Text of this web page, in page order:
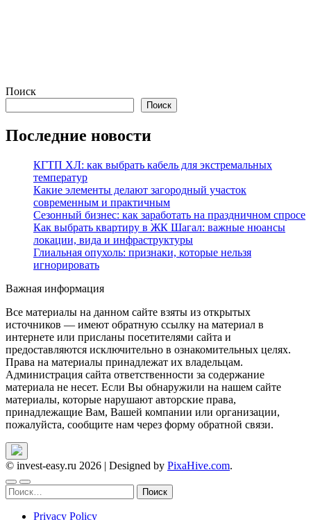
Поиск
Поиск
Последние новости
КГТП ХЛ: как выбрать кабель для экстремальных
температур
Какие элементы делают загородный участок
современным и практичным
Сезонный бизнес: как заработать на праздничном спросе
Как выбрать квартиру в ЖК Шагал: важные нюансы
локации, вида и инфраструктуры
Глиальная опухоль: признаки, которые нельзя
игнорировать
Важная информация
Все материалы на данном сайте взяты из открытых
источников — имеют обратную ссылку на материал в
интернете или присланы посетителями сайта и
предоставляются исключительно в ознакомительных целях.
Права на материалы принадлежат их владельцам.
Администрация сайта ответственности за содержание
материала не несет. Если Вы обнаружили на нашем сайте
материалы, которые нарушают авторские права,
принадлежащие Вам, Вашей компании или организации,
пожалуйста, сообщите нам через форму обратной связи.
© invest-easy.ru 2026 | Designed by PixaHive.com.
Найти:
Privacy Policy